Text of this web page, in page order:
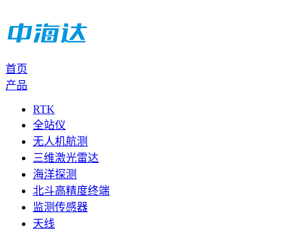
首页
产品
RTK
全站仪
无人机航测
三维激光雷达
海洋探测
北斗高精度终端
监测传感器
天线